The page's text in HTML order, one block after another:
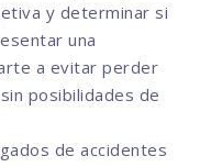
y determinar si
una
a evitar perder
posibilidades de
de accidentes